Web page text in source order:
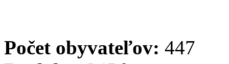
Počet obyvateľov: 447